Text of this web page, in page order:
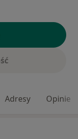
Adresy Opinie